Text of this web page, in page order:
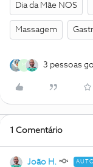
Dia da Mãe NOS
Massagem
M 3 pessoas
1 Comentário
João H.